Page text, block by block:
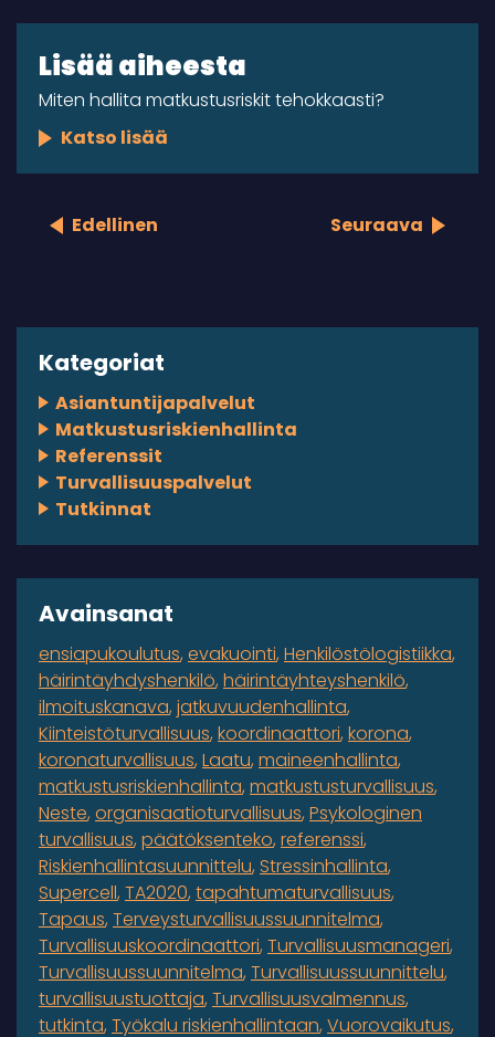
Lisää aiheesta
Miten hallita matkustusriskit tehokkaasti?
Katso lisää
Edellinen Seuraava
Kategoriat
Asiantuntijapalvelut
Matkustusriskienhallinta
Referenssit
Turvallisuuspalvelut
Tutkinnat
Avainsanat
ensiapukoulutus evakuointi Henkilöstölogistiikka
häirintäyhdyshenkilö häirintäyhteyshenkilö
ilmoituskanava jatkuvuudenhallinta
Kiinteistöturvallisuus koordinaattori korona
koronaturvallisuus Laatu maineenhallinta
matkustusriskienhallinta matkustusturvallisuus
Neste organisaatioturvallisuus Psykologinen
turvallisuus päätöksenteko referenssi
Riskienhallintasuunnittelu Stressinhallinta
Supercell TA2020 tapahtumaturvallisuus
Tapaus Terveysturvallisuussuunnitelma
Turvallisuuskoordinaattori Turvallisuusmanageri
Turvallisuussuunnitelma Turvallisuussuunnittelu
turvallisuustuottaja Turvallisuusvalmennus
tutkinta Työkalu riskienhallintaan Vuorovaikutus